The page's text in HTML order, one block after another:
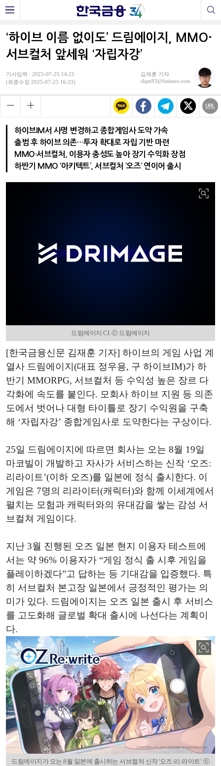
‘하이브 이름 없이도’ 드림에이지, MMO·
서브컬처 앞세워 ‘자립자강’
기사입력 : 2025-07-25 14:25
(최종수정 2025-07-25 16:33)
김재훈 기자
rlqm93@fntimes.com
하이브IM서 사명 변경하고 종합게임사 도약 가속
출범 후 하이브 의존…투자 확대로 자립 기반 마련
MMO·서브컬처, 이용자 충성도 높아 장기 수익화 장점
하반기 MMO ‘아키텍트’, 서브컬처 ‘오즈’ 연이어 출시
드림에이지 CI. ⓒ 드림에이지
[한국금융신문 김재훈 기자] 하이브의 게임 사업 계
열사 드림에이지(대표 정우용, 구 하이브IM)가 하
반기 MMORPG, 서브컬처 등 수익성 높은 장르 다
각화에 속도를 붙인다. 모회사 하이브 지원 등 의존
도에서 벗어나 대형 타이틀로 장기 수익원을 구축
해 ‘자립자강’ 종합게임사로 도약한다는 구상이다.
25일 드림에이지에 따르면 회사는 오는 8월 19일
마코빌이 개발하고 자사가 서비스하는 신작 ‘오즈:
리라이트’(이하 오즈)를 일본에 정식 출시한다. 이
게임은 7명의 리라이터(캐릭터)와 함께 이세계에서
펼치는 모험과 캐릭터와의 유대감을 쌓는 감성 서
브컬쳐 게임이다.
지난 3월 진행된 오즈 일본 현지 이용자 테스트에
서는 약 96% 이용자가 “게임 정식 출 시후 게임을
플레이하겠다”고 답하는 등 기대감을 입증했다. 특
히 서브컬처 본고장 일본에서 긍정적인 평가는 의
미가 있다. 드림에이지는 오즈 일본 출시 후 서비스
를 고도화해 글로벌 확대 출시에 나선다는 계획이
다.
드림에이지가 오는 8월 일본에 출시하는 서브컬처 신작 '오즈:리:라이트'. ⓒ